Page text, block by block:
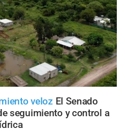
veloz El Senado
seguimiento y control a